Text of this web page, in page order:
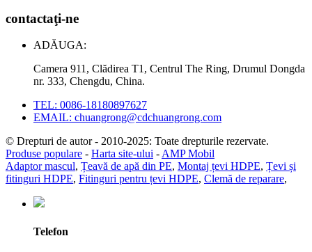
contactaţi-ne
ADĂUGA:
Camera 911, Clădirea T1, Centrul The Ring, Drumul Dongda
nr. 333, Chengdu, China.
TEL: 0086-18180897627
EMAIL: chuangrong@cdchuangrong.com
© Drepturi de autor - 2010-2025: Toate drepturile rezervate.
Produse populare - Harta site-ului - AMP Mobil
Adaptor mascul, Țeavă de apă din PE, Montaj țevi HDPE, Țevi și
fitinguri HDPE, Fitinguri pentru țevi HDPE, Clemă de reparare,
Telefon